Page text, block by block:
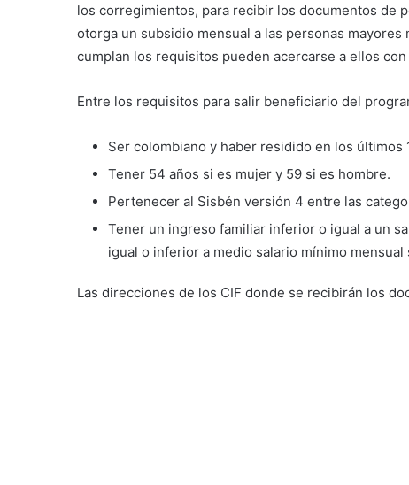
los corregimientos, para recibir los documentos de
otorga un subsidio mensual a las personas
cumplan los requisitos pueden acercarse a ellos
Entre los requisitos para salir beneficiario del
Ser colombiano y haber residido en los
Tener 54 años si es mujer y 59 si es hombre.
Pertenecer al Sisbén versión 4 entre las
Tener un ingreso familiar inferior o igual a un
igual o inferior a medio salario mínimo mensual
Las direcciones de los CIF donde se recibirán los